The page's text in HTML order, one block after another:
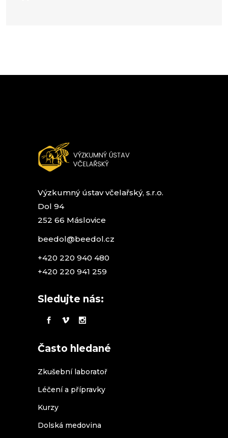
Výzkumný ústav včelařský, s.r.o.
Dol 94
252 66 Máslovice
beedol@beedol.cz
+420 220 940 480
+420 220 941 259
Sledujte nás:
Často hledané
Zkušební laboratoř
Léčení a přípravky
Kurzy
Dolská medovina